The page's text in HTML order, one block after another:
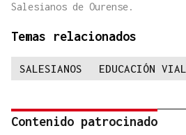
Salesianos de Ourense.
Temas relacionados
SALESIANOS EDUCACIÓN VIAL
Contenido patrocinado